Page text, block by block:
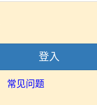
登入
常见问题